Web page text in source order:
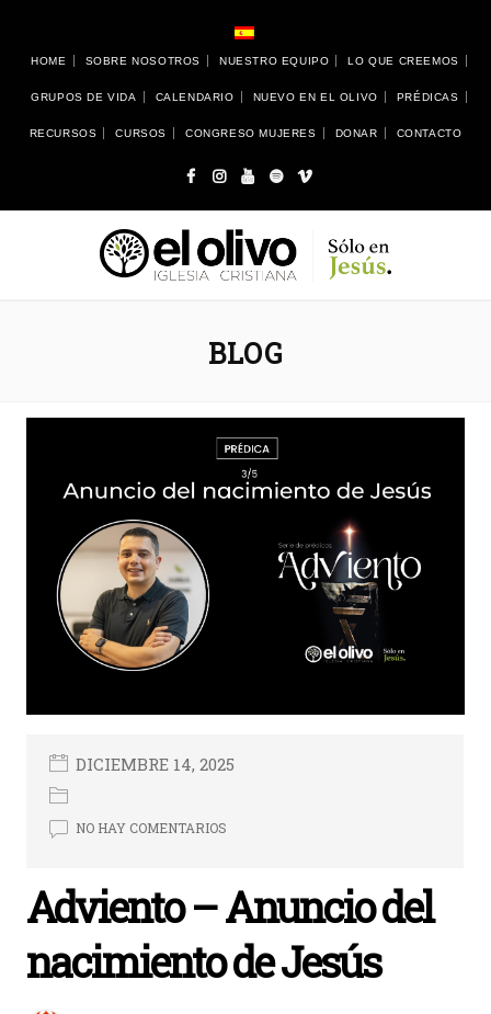
HOME SOBRE NOSOTROS NUESTRO EQUIPO LO QUE CREEMOS
GRUPOS DE VIDA CALENDARIO NUEVO EN EL OLIVO PRÉDICAS
RECURSOS CURSOS CONGRESO MUJERES DONAR CONTACTO
BLOG
DICIEMBRE 14, 2025
NO HAY COMENTARIOS
Adviento – Anuncio del
nacimiento de Jesús